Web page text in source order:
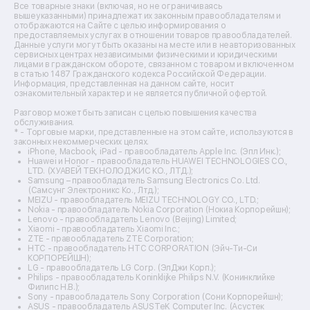
Ремонт пароварок
Ремонт микшерных пультов
Ремонт dj-пультов
Ремонт кухонных плит
Ремонт стедикамов
Ремонт оптических прицелов
Ремонт электровелосипедов
Ремонт видеокамер
Ремонт эхолотов
Ремонт 3d-принтеров
Ремонт прицелов ночного видения
Ремонт винных шкафов
Ремонт выпрямителей
Ремонт сушилок для рук
Ремонт дальномеров
Ремонт снегоуборщиков
Все товарные знаки (включая, но не ограничиваясь
вышеуказанными) принадлежат их законным правообладателям и
отображаются на Сайте с целью информирования о
предоставляемых услугах в отношении товаров правообладателей.
Данные услуги могут быть оказаны на месте или в неавторизованных
сервисных центрах независимыми физическими и юридическими
лицами в гражданском обороте, связанном с товаром и включенном
в статью 1487 Гражданского кодекса Российской Федерации.
Информация, представленная на данном сайте, носит
ознакомительный характер и не является публичной офертой.
Разговор может быть записан с целью повышения качества
обслуживания.
* - Торговые марки, представленные на этом сайте, используются в
законных некоммерческих целях.
iPhone, Macbook, iPad - правообладатель Apple Inc. (Эпл Инк.);
Huawei и Honor - правообладатель HUAWEI TECHNOLOGIES CO.,
LTD. (ХУАВЕЙ ТЕКНОЛОДЖИС КО., ЛТД.);
Samsung – правообладатель Samsung Electronics Co. Ltd.
(Самсунг Электроникс Ко., Лтд.);
MEIZU - правообладатель MEIZU TECHNOLOGY CO., LTD.;
Nokia - правообладатель Nokia Corporation (Нокиа Корпорейшн);
Lenovo - правообладатель Lenovo (Beijing) Limited;
Xiaomi - правообладатель Xiaomi Inc.;
ZTE - правообладатель ZTE Corporation;
HTC - правообладатель HTC CORPORATION (Эйч-Ти-Си
КОРПОРЕЙШН);
LG - правообладатель LG Corp. (ЭлДжи Корп.);
Philips - правообладатель Koninklijke Philips N.V. (Конинклийке
Филипс Н.В.);
Sony - правообладатель Sony Corporation (Сони Корпорейшн);
ASUS - правообладатель ASUSTeK Computer Inc. (Асустек